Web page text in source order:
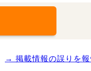
→ 掲載情報の誤りを報